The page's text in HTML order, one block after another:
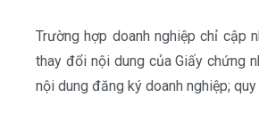
Trường hợp doanh nghiệp chỉ cập
thay đổi nội dung của Giấy chứng
nội dung đăng ký doanh nghiệp;